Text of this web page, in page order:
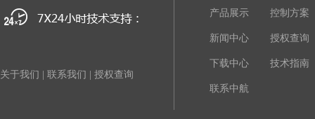
关于我们 联系我们 授权查询
产品展示 控制方案
新闻中心 授权查询
下载中心 技术指南
联系中航